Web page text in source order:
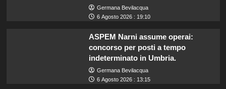
Germana Bevilacqua
6 Agosto 2026 : 19:10
ASPEM Narni assume operai:
concorso per posti a tempo
indeterminato in Umbria.
Germana Bevilacqua
6 Agosto 2026 : 13:15